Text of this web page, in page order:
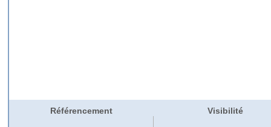
Référencement Visibilité